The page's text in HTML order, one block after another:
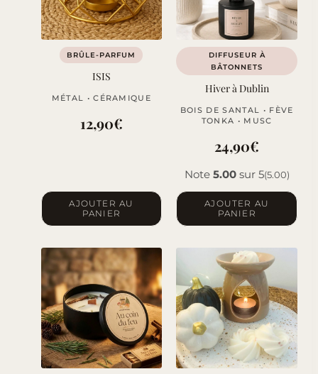
BRÛLE-PARFUM
ISIS
MÉTAL • CÉRAMIQUE
12,90€
AJOUTER AU
PANIER
DIFFUSEUR À
BÂTONNETS
Hiver à Dublin
BOIS DE SANTAL • FÈVE
TONKA • MUSC
24,90€
Note 5.00sur 5(5.00)
AJOUTER AU
PANIER